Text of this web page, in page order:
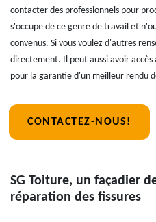
contacter des professionnels pour
s'occupe de ce genre de travail et
convenus. Si vous voulez d'autres
directement. Il peut aussi avoir accès
pour la garantie d'un meilleur rendu
CONTACTEZ-NOUS!
SG Toiture, un façadier
réparation des fissures